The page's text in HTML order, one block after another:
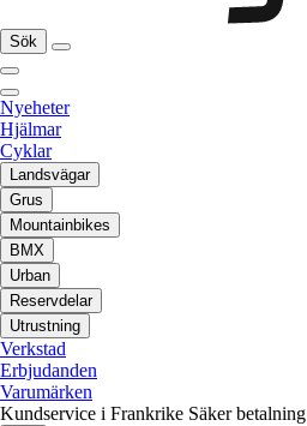
Sök
Nyeheter
Hjälmar
Cyklar
Landsvägar
Grus
Mountainbikes
BMX
Urban
Reservdelar
Utrustning
Verkstad
Erbjudanden
Varumärken
Kundservice i Frankrike Säker betalning